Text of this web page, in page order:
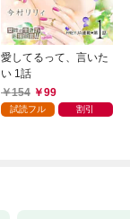
愛してるって、言いた
い 1話
154
99
試読フル 割引